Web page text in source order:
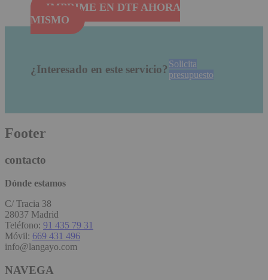
IMPRIME EN DTF AHORA
MISMO
¿Interesado en este servicio? Solicita
presupuesto
Footer
contacto
Dónde estamos
C/ Tracia 38
28037 Madrid
Teléfono: 91 435 79 31
Móvil: 669 431 496
info@langayo.com
NAVEGA